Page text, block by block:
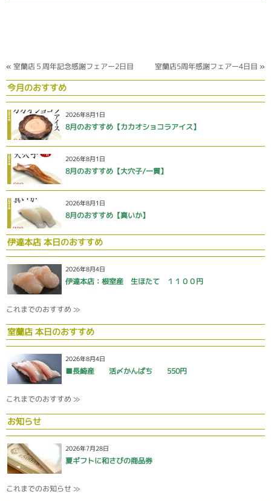
« 室蘭店５周年記念感謝フェアー2日目 室蘭店5周年感謝フェアー4日目 »
今月のおすすめ
2026年8月1日
8月のおすすめ【カカオショコラアイス】
2026年8月1日
8月のおすすめ【大穴子/一貫】
2026年8月1日
8月のおすすめ【真いか】
伊達本店 本日のおすすめ
2026年8月4日
伊達本店：根室産 生ほたて １１００円
これまでのおすすめ ≫
室蘭店 本日のおすすめ
2026年8月4日
■長崎産 活〆かんぱち 550円
これまでのおすすめ ≫
お知らせ
2026年7月28日
夏ギフトに和さびの商品券
これまでのお知らせ ≫